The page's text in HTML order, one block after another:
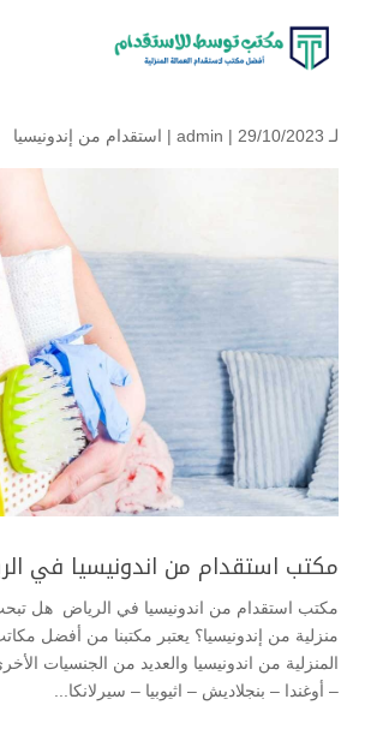
لـ admin | 29/10/2023 | استقدام من إندونيسيا
مكتب استقدام من اندونيسيا في
مكتب استقدام من اندونيسيا في الرياض هل
منزلية من إندونيسيا؟ يعتبر مكتبنا من أفضل
المنزلية من اندونيسيا والعديد من الجنسيات
– أوغندا – بنجلاديش – اثيوبيا – سيرلانكا...